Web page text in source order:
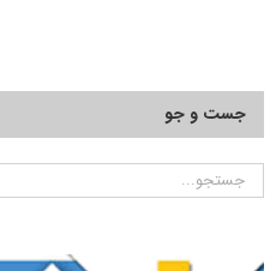
جست و جو
جستجو